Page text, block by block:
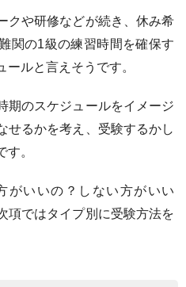
クや研修などが続き、休み希
関の1級の練習時間を確保す
ルと言えそうです。
期のスケジュールをイメージ
せるかを考え、受験するかし
。
がいいの？しない方がいい
項ではタイプ別に受験方法を